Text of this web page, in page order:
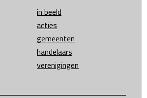
in beeld
acties
gemeenten
handelaars
verenigingen